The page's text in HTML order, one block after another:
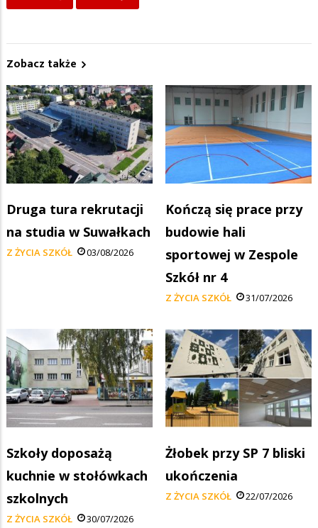
Zobacz także
Druga tura rekrutacji
na studia w Suwałkach
Z ŻYCIA SZKÓŁ 03/08/2026
Kończą się prace przy
budowie hali
sportowej w Zespole
Szkół nr 4
Z ŻYCIA SZKÓŁ 31/07/2026
Szkoły doposażą
kuchnie w stołówkach
szkolnych
Z ŻYCIA SZKÓŁ 30/07/2026
Żłobek przy SP 7 bliski
ukończenia
Z ŻYCIA SZKÓŁ 22/07/2026